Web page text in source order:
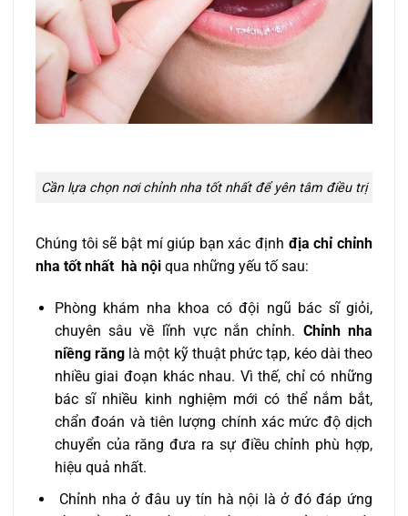
Cần lựa chọn nơi chỉnh nha tốt nhất để yên tâm điều trị
Chúng tôi sẽ bật mí giúp bạn xác định địa chỉ chỉnh
nha tốt nhất hà nội qua những yếu tố sau:
Phòng khám nha khoa có đội ngũ bác sĩ giỏi,
chuyên sâu về lĩnh vực nắn chỉnh. Chỉnh nha
niềng răng là một kỹ thuật phức tạp, kéo dài theo
nhiều giai đoạn khác nhau. Vì thế, chỉ có những
bác sĩ nhiều kinh nghiệm mới có thể nắm bắt,
chẩn đoán và tiên lượng chính xác mức độ dịch
chuyển của răng đưa ra sự điều chỉnh phù hợp,
hiệu quả nhất.
Chỉnh nha ở đâu uy tín hà nội là ở đó đáp ứng